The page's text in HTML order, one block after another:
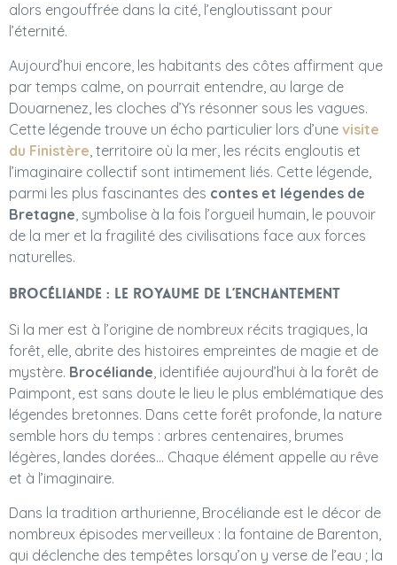
alors engouffrée dans la cité, l’engloutissant pour
l’éternité.
Aujourd’hui encore, les habitants des côtes affirment que
par temps calme, on pourrait entendre, au large de
Douarnenez, les cloches d’Ys résonner sous les vagues.
Cette légende trouve un écho particulier lors d’une visite
du Finistère , territoire où la mer, les récits engloutis et
l’imaginaire collectif sont intimement liés. Cette légende,
parmi les plus fascinantes des contes et légendes de
Bretagne , symbolise à la fois l’orgueil humain, le pouvoir
de la mer et la fragilité des civilisations face aux forces
naturelles.
Brocéliande : le royaume de l’enchantement
Si la mer est à l’origine de nombreux récits tragiques, la
forêt, elle, abrite des histoires empreintes de magie et de
mystère. Brocéliande, identifiée aujourd’hui à la forêt de
Paimpont, est sans doute le lieu le plus emblématique des
légendes bretonnes. Dans cette forêt profonde, la nature
semble hors du temps : arbres centenaires, brumes
légères, landes dorées… Chaque élément appelle au rêve
et à l’imaginaire.
Dans la tradition arthurienne, Brocéliande est le décor de
nombreux épisodes merveilleux : la fontaine de Barenton,
qui déclenche des tempêtes lorsqu’on y verse de l’eau ; la